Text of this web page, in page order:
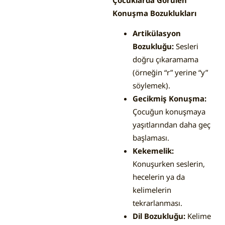
Konuşma Bozuklukları
Artikülasyon
Bozukluğu: Sesleri
doğru çıkaramama
(örneğin “r” yerine “y”
söylemek).
Gecikmiş Konuşma:
Çocuğun konuşmaya
yaşıtlarından daha geç
başlaması.
Kekemelik:
Konuşurken seslerin,
hecelerin ya da
kelimelerin
tekrarlanması.
Dil Bozukluğu: Kelime